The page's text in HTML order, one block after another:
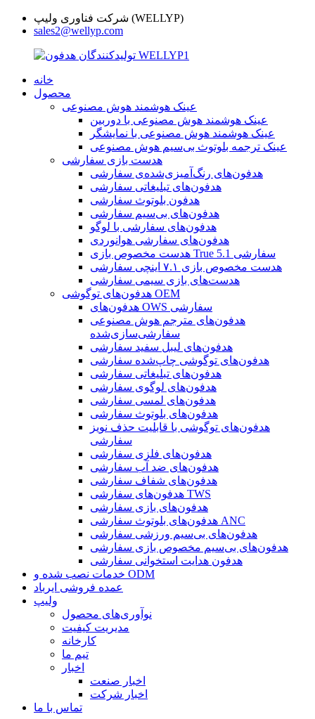
شرکت فناوری ولیپ (WELLYP)
sales2@wellyp.com
خانه
محصول
عینک هوشمند هوش مصنوعی
عینک هوشمند هوش مصنوعی با دوربین
عینک هوشمند هوش مصنوعی با نمایشگر
عینک ترجمه بلوتوث بی‌سیم هوش مصنوعی
هدست بازی سفارشی
هدفون‌های رنگ‌آمیزی‌شده‌ی سفارشی
هدفون‌های تبلیغاتی سفارشی
هدفون بلوتوث سفارشی
هدفون‌های بی‌سیم سفارشی
هدفون‌های سفارشی با لوگو
هدفون‌های سفارشی هوانوردی
هدست مخصوص بازی True 5.1 سفارشی
هدست مخصوص بازی ۷.۱ اینچی سفارشی
هدست‌های بازی سیمی سفارشی
هدفون‌های توگوشی OEM
هدفون‌های OWS سفارشی
هدفون‌های مترجم هوش مصنوعی
سفارشی‌سازی‌شده
هدفون‌های لیبل سفید سفارشی
هدفون‌های توگوشی چاپ‌شده سفارشی
هدفون‌های تبلیغاتی سفارشی
هدفون‌های لوگوی سفارشی
هدفون‌های لمسی سفارشی
هدفون‌های بلوتوث سفارشی
هدفون‌های توگوشی با قابلیت حذف نویز
سفارشی
هدفون‌های فلزی سفارشی
هدفون‌های ضد آب سفارشی
هدفون‌های شفاف سفارشی
هدفون‌های سفارشی TWS
هدفون‌های بازی سفارشی
هدفون‌های بلوتوث سفارشی ANC
هدفون‌های بی‌سیم ورزشی سفارشی
هدفون‌های بی‌سیم مخصوص بازی سفارشی
هدفون هدایت استخوانی سفارشی
خدمات نصب شده و ODM
عمده فروشی ایرباد
ولیپ
نوآوری‌های محصول
مدیریت کیفیت
کارخانه
تیم ما
اخبار
اخبار صنعت
اخبار شرکت
تماس با ما